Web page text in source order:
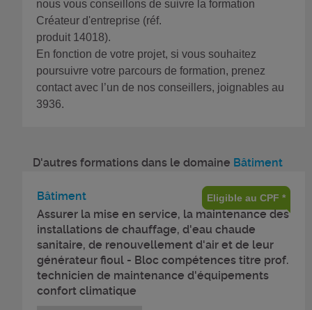
nous vous conseillons de suivre la formation
Créateur d'entreprise (réf.
produit 14018).
En fonction de votre projet, si vous souhaitez
poursuivre votre parcours de formation, prenez
contact avec l’un de nos conseillers, joignables au
3936.
D'autres formations dans le domaine Bâtiment
Bâtiment
Assurer la mise en service, la maintenance des
installations de chauffage, d'eau chaude
sanitaire, de renouvellement d'air et de leur
générateur fioul - Bloc compétences titre prof.
technicien de maintenance d'équipements
confort climatique
Eligible au CPF *